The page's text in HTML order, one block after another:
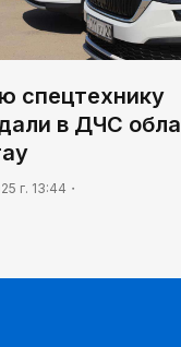
спецтехнику
в ДЧС
г. 13:44